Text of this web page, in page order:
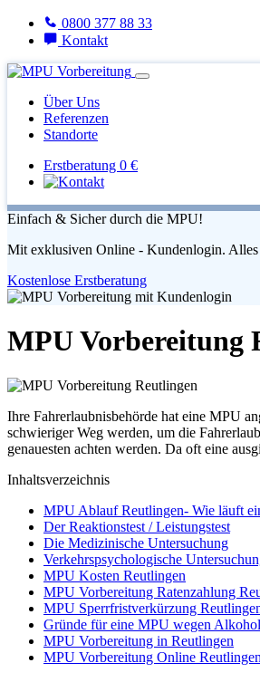
0800 377 88 33
Kontakt
Über Uns
Referenzen
Standorte
Erstberatung 0 €
Einfach & Sicher durch die MPU!
Mit exklusiven Online - Kundenlogin.
Kostenlose Erstberatung
MPU Vorbereitung
Ihre Fahrerlaubnisbehörde hat eine MPU
schwieriger Weg werden, um die
genauesten achten werden. Da oft eine
Inhaltsverzeichnis
MPU Ablauf Reutlingen- Wie läuft
Der Reaktionstest / Leistungstest
Die Medizinische Untersuchung
Verkehrspsychologische
MPU Kosten Reutlingen
MPU Vorbereitung Ratenzahlung
MPU Sperrfristverkürzung
Gründe für eine MPU wegen
MPU Vorbereitung in Reutlingen
MPU Vorbereitung Online